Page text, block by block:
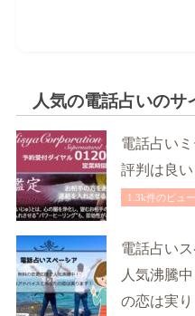
人気の電話占いのサ
電話占い
評判は良
1.3k件のビュー
電話占い
人気沸騰
の恋は実り